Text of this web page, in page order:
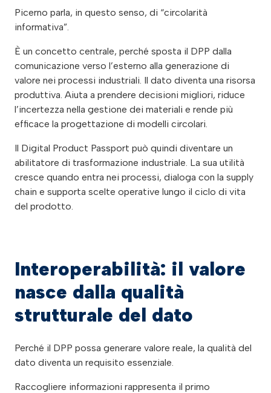
Picerno parla, in questo senso, di “circolarità
informativa”.
È un concetto centrale, perché sposta il DPP dalla
comunicazione verso l’esterno alla generazione di
valore nei processi industriali. Il dato diventa una risorsa
produttiva. Aiuta a prendere decisioni migliori, riduce
l’incertezza nella gestione dei materiali e rende più
efficace la progettazione di modelli circolari.
Il Digital Product Passport può quindi diventare un
abilitatore di trasformazione industriale. La sua utilità
cresce quando entra nei processi, dialoga con la supply
chain e supporta scelte operative lungo il ciclo di vita
del prodotto.
Interoperabilità: il valore
nasce dalla qualità
strutturale del dato
Perché il DPP possa generare valore reale, la qualità del
dato diventa un requisito essenziale.
Raccogliere informazioni rappresenta il primo